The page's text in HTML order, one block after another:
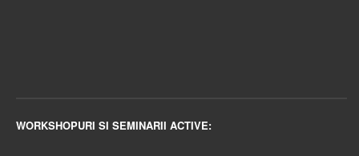
WORKSHOPURI SI SEMINARII ACTIVE: